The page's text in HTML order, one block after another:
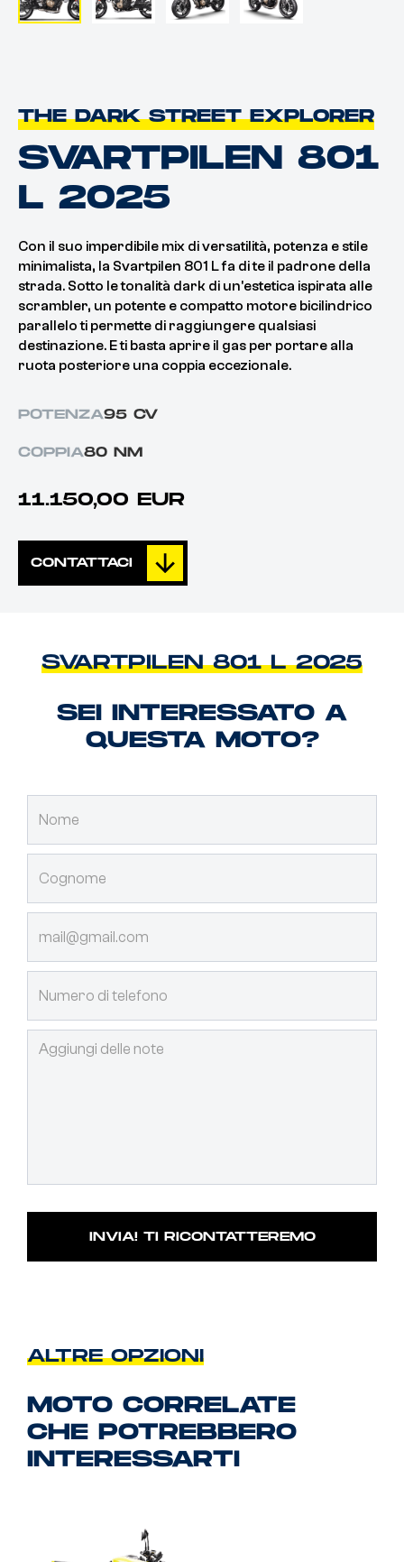
THE DARK STREET EXPLORER
SVARTPILEN 801
L 2025
Con il suo imperdibile mix di versatilità, potenza e stile
minimalista, la Svartpilen 801 L fa di te il padrone della
strada. Sotto le tonalità dark di un'estetica ispirata alle
scrambler, un potente e compatto motore bicilindrico
parallelo ti permette di raggiungere qualsiasi
destinazione. E ti basta aprire il gas per portare alla
ruota posteriore una coppia eccezionale.
POTENZA95 CV
COPPIA80 NM
11.150,00 EUR
CONTATTACI
SVARTPILEN 801 L 2025
SEI INTERESSATO A
QUESTA MOTO?
ALTRE OPZIONI
MOTO CORRELATE
CHE POTREBBERO
INTERESSARTI